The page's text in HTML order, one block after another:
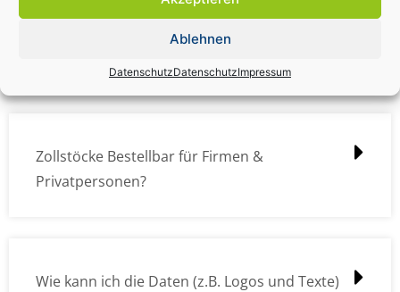
Ablehnen
DatenschutzDatenschutzImpressum
Zollstock Druckdatencheck / Profidatencheck
Zollstöcke Bestellbar für Firmen &
Privatpersonen?
Wie kann ich die Daten (z.B. Logos und Texte)